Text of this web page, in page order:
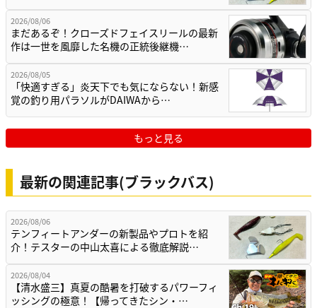
2026/08/06
まだあるぞ！クローズドフェイスリールの最新
作は一世を風靡した名機の正統後継機…
2026/08/05
「快適すぎる」炎天下でも気にならない！新感
覚の釣り用パラソルがDAIWAから…
もっと見る
最新の関連記事(ブラックバス)
2026/08/06
テンフィートアンダーの新製品やプロトを紹
介！テスターの中山太喜による徹底解説…
2026/08/04
【清水盛三】真夏の酷暑を打破するパワーフィ
ッシングの極意！【帰ってきたシン・…